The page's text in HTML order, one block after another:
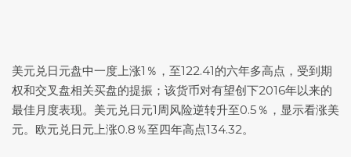
美元兑日元盘中一度上涨1％，至122.41的六年多高点，受到期
权和交叉盘相关买盘的提振；该货币对有望创下2016年以来的
最佳月度表现。 美元兑日元1周风险逆转升至0.5％，显示看涨美
元。欧元兑日元上涨0.8％至四年高点134.32。